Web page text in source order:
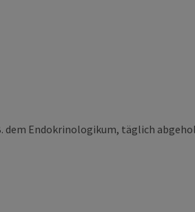
dem Endokrinologikum, täglich